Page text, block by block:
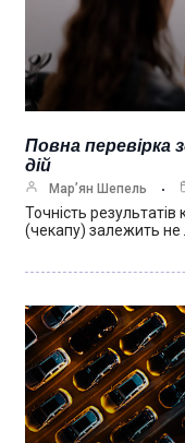
Повна перевірка
дій
Мар’ян Шепель
Точність
(чекапу) залежить не